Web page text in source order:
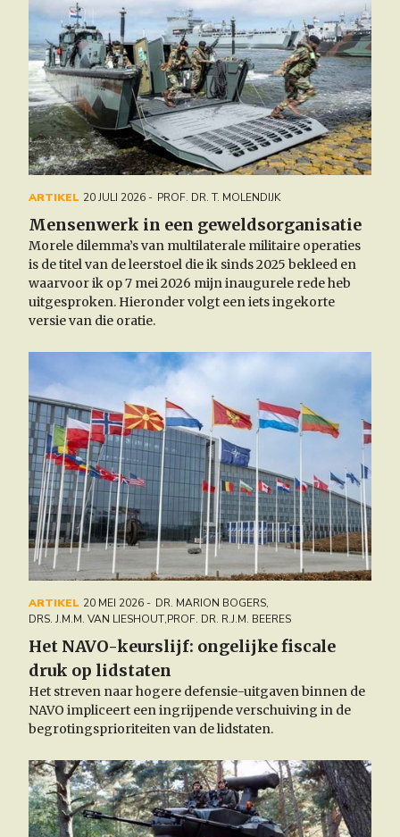
ARTIKEL 20 JULI 2026 PROF. DR. T. MOLENDIJK
Mensenwerk in een geweldsorganisatie
Morele dilemma’s van multilaterale militaire operaties
is de titel van de leerstoel die ik sinds 2025 bekleed en
waarvoor ik op 7 mei 2026 mijn inaugurele rede heb
uitgesproken. Hieronder volgt een iets ingekorte
versie van die oratie.
ARTIKEL 20 MEI 2026 DR. MARION BOGERS,
DRS. J.M.M. VAN LIESHOUT,PROF. DR. R.J.M. BEERES
Het NAVO-keurslijf: ongelijke fiscale
druk op lidstaten
Het streven naar hogere defensie-uitgaven binnen de
NAVO impliceert een ingrijpende verschuiving in de
begrotingsprioriteiten van de lidstaten.